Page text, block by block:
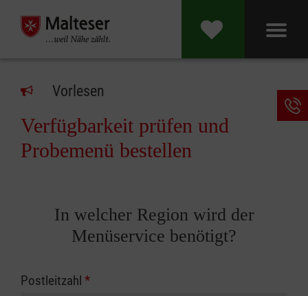
Vorlesen
Verfügbarkeit prüfen und
Probemenü bestellen
In welcher Region wird der
Menüservice benötigt?
Postleitzahl *